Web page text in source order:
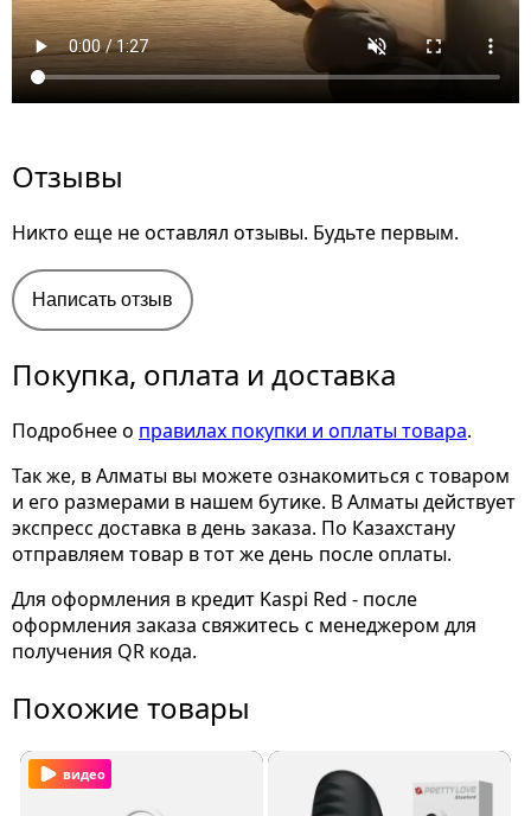
Отзывы
Никто еще не оставлял отзывы. Будьте первым.
Написать отзыв
Покупка, оплата и доставка
Подробнее о правилах покупки и оплаты товара.
Так же, в Алматы вы можете ознакомиться с товаром
и его размерами в нашем бутике. В Алматы действует
экспресс доставка в день заказа. По Казахстану
отправляем товар в тот же день после оплаты.
Для оформления в кредит Kaspi Red - после
оформления заказа свяжитесь с менеджером для
получения QR кода.
Похожие товары
видео